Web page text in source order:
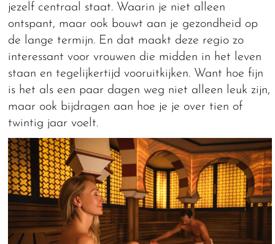
jezelf centraal staat. Waarin je niet alleen
ontspant, maar ook bouwt aan je gezondheid op
de lange termijn. En dat maakt deze regio zo
interessant voor vrouwen die midden in het leven
staan en tegelijkertijd vooruitkijken. Want hoe fijn
is het als een paar dagen weg niet alleen leuk zijn,
maar ook bijdragen aan hoe je je over tien of
twintig jaar voelt.